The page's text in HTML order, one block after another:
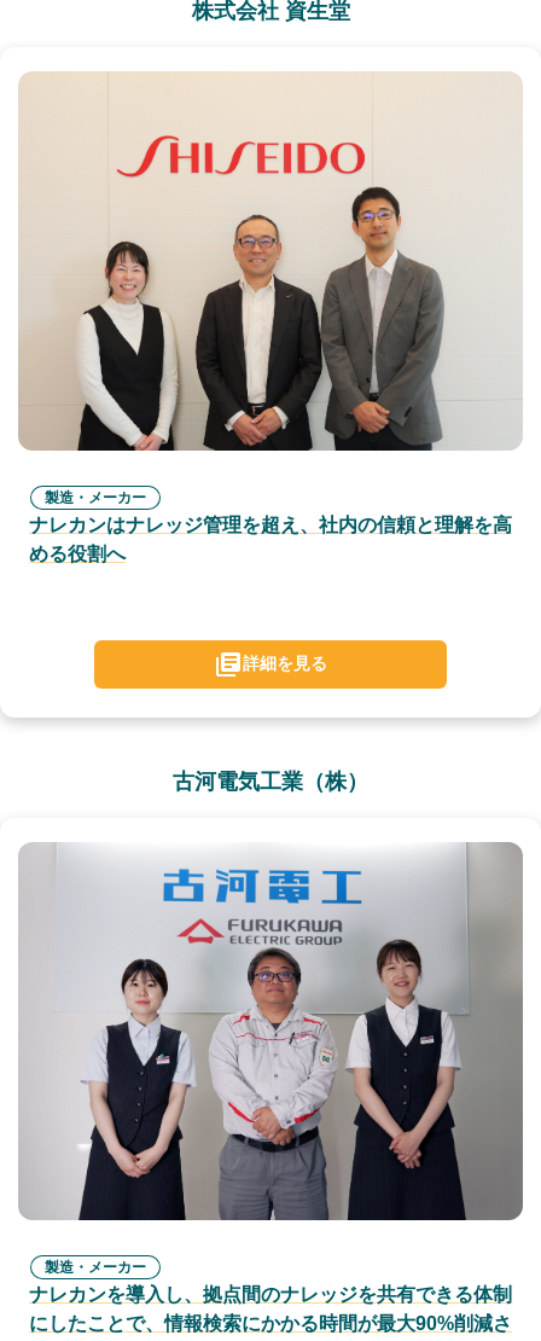
株式会社 資生堂
製造・メーカー
ナレカンはナレッジ管理を超え、社内の信頼と理解を高
める役割へ
詳細を見る
古河電気工業（株）
製造・メーカー
ナレカンを導入し、拠点間のナレッジを共有できる体制
にしたことで、情報検索にかかる時間が最大90%削減さ